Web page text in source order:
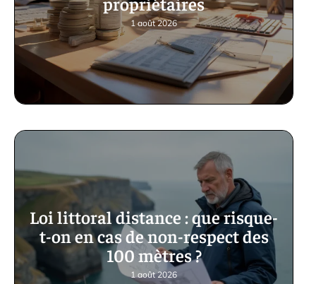
1 août 2026
Loi littoral distance : que risque-
t-on en cas de non-respect des
100 mètres ?
1 août 2026